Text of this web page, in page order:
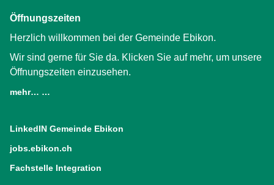
Öffnungszeiten
Herzlich willkommen bei der Gemeinde Ebikon.
Wir sind gerne für Sie da. Klicken Sie auf mehr, um unsere
Öffnungszeiten einzusehen.
mehr… …
LinkedIN Gemeinde Ebikon
jobs.ebikon.ch
Fachstelle Integration